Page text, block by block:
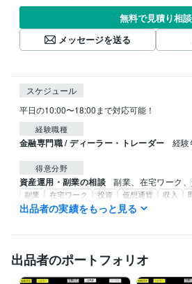
無料で見積り相談
メッセージを送る
スケジュール
平日の10:00〜18:00まで対応可能！
経験職種
金融専門職 / ディーラー・トレーダー 経
得意分野
資産運用・副業の相談 副業、在宅ワーク
副業 在宅ワーク 投資 仮想通貨 収入
AIソフト
出品者の実績をもっと見る
出品者のポートフォリオ